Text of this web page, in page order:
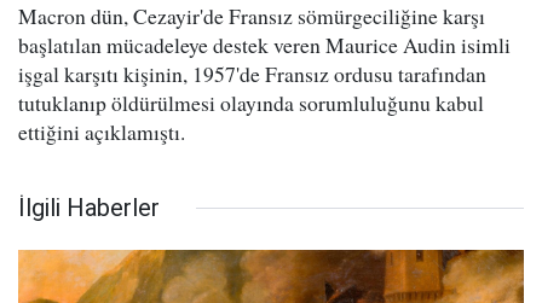
Macron dün, Cezayir'de Fransız sömürgeciliğine karşı
başlatılan mücadeleye destek veren Maurice Audin isimli
işgal karşıtı kişinin, 1957'de Fransız ordusu tarafından
tutuklanıp öldürülmesi olayında sorumluluğunu kabul
ettiğini açıklamıştı.
İlgili Haberler